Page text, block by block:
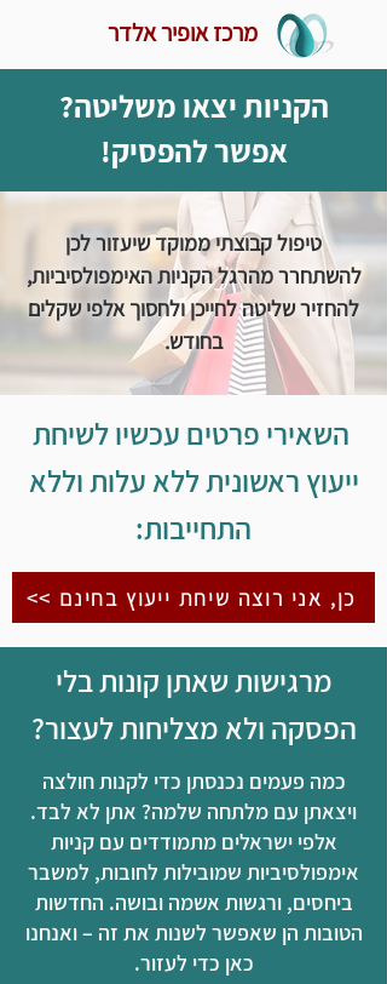
מרכז אופיר אלדר
הקניות יצאו משליטה?
אפשר להפסיק!
טיפול קבוצתי ממוקד שיעזור לכן
להשתחרר מהרגל הקניות האימפולסיביות,
להחזיר שליטה לחייכן ולחסוך אלפי שקלים
בחודש.
השאירי פרטים עכשיו לשיחת
ייעוץ ראשונית ללא עלות וללא
התחייבות:
כן, אני רוצה שיחת ייעוץ בחינם >>
מרגישות שאתן קונות בלי
הפסקה ולא מצליחות לעצור?
כמה פעמים נכנסתן כדי לקנות חולצה
ויצאתן עם מלתחה שלמה? אתן לא לבד.
אלפי ישראלים מתמודדים עם קניות
אימפולסיביות שמובילות לחובות, למשבר
ביחסים, ורגשות אשמה ובושה. החדשות
הטובות הן שאפשר לשנות את זה – ואנחנו
כאן כדי לעזור.